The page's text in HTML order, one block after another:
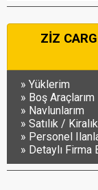
ZİZ
Yüklerim
Boş Araçlarım
Navlunlarım
Satılık /
Personel
Detaylı Firma